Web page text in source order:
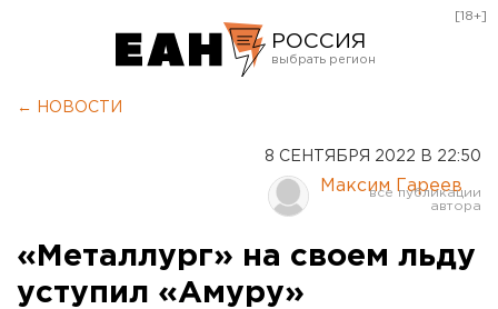
РОССИЯ
Курган
Оренбург
[18+]
← НОВОСТИ
8 СЕНТЯБРЯ 2022 В 22:50
Максим Гареев
«Металлург» на своем льду
уступил «Амуру»